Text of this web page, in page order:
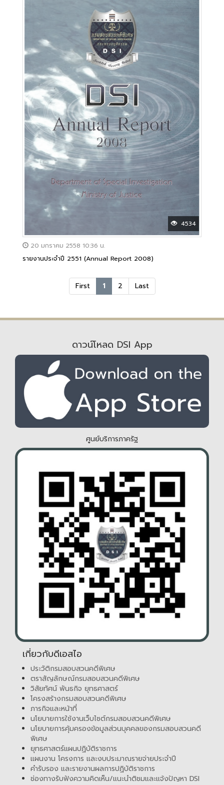
4534
20 มกราคม 2558 10:36 น.
รายงานประจำปี 2551 (Annual Report 2008)
First 1 2 Last
ดาวน์โหลด DSI App
ศูนย์บริการภาครัฐ
เกี่ยวกับดีเอสไอ
ประวัติกรมสอบสวนคดีพิเศษ
ตราสัญลักษณ์กรมสอบสวนคดีพิเศษ
วิสัยทัศน์ พันธกิจ ยุทธศาสตร์
โครงสร้างกรมสอบสวนคดีพิเศษ
ภารกิจและหน้าที่
นโยบายการใช้งานเว็บไซต์กรมสอบสวนคดีพิเศษ
นโยบายการคุ้มครองข้อมูลส่วนบุคคลของกรมสอบสวนคดี
พิเศษ
ยุทธศาสตร์แผนปฏิบัติราชการ
แผนงาน โครงการ และงบประมาณรายจ่ายประจำปี
คำรับรอง และรายงานผลการปฏิบัติราชการ
ช่องทางรับฟังความคิดเห็น/แนะนำติชมและแจ้งปัญหา DSI